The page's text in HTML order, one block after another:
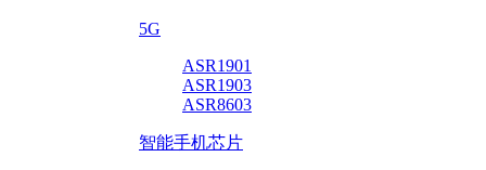
5G
ASR1901
ASR1903
ASR8603
智能手机芯片